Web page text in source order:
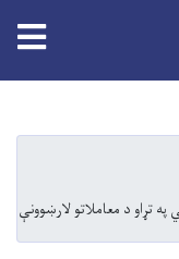
له ۳۳ دفترونو څخه نظارت ترسره شو